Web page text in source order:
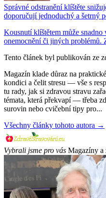
Správné odstranění klíštěte
doporučují jednoduchý a šetrný
Kousnutí klíštětem může snadno
onemocnění či jiných problémů.
Tento článek byl publikován ze
Magazín klade důraz na
kondici a čelit stresu — vše s
tu rady, jak si zdravou stravu
témata, která překvapí — třeba
surovin nebo cvičební tipy pro...
Všechny články tohoto autora →
Vybrali jsme pro vás Magazíny a